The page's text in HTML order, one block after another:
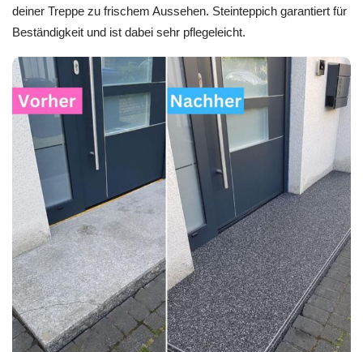
deiner Treppe zu frischem Aussehen. Steinteppich garantiert für
Beständigkeit und ist dabei sehr pflegeleicht.